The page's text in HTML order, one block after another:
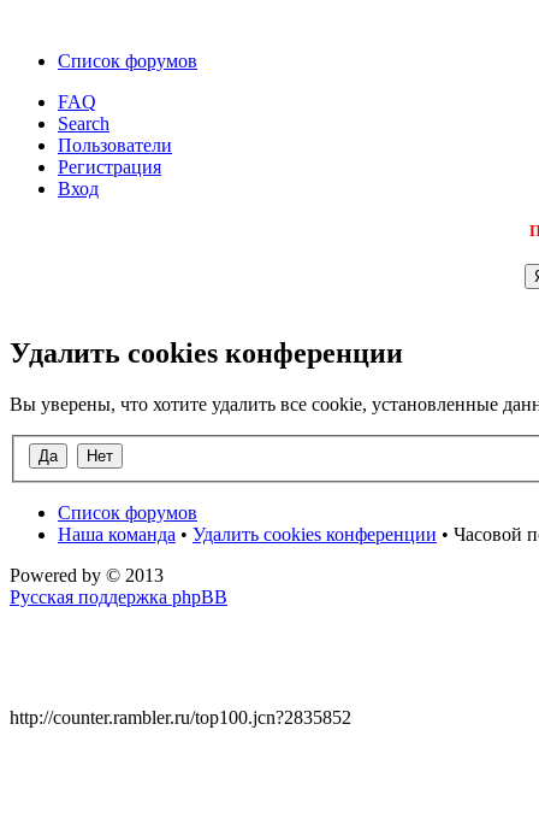
Список форумов
FAQ
Search
Пользователи
Регистрация
Вход
Удалить cookies конференции
Вы уверены, что хотите удалить все cookie, установленные
Список форумов
Наша команда • Удалить cookies конференции • Часовой
Powered by © 2013
Русская поддержка phpBB
http://counter.rambler.ru/top100.jcn?2835852